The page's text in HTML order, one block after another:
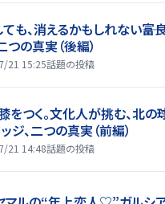
も、消えるかもしれない――富
つの真実（後編）
21 15:25話題の投稿
をつく。文化人が挑む、北の
ジ、二つの真実（前編）
21 14:48話題の投稿